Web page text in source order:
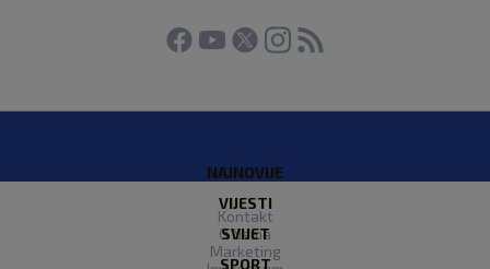
NAJNOVIJE
VIJESTI
SVIJET
SPORT
Kontakt
O Nama
Marketing